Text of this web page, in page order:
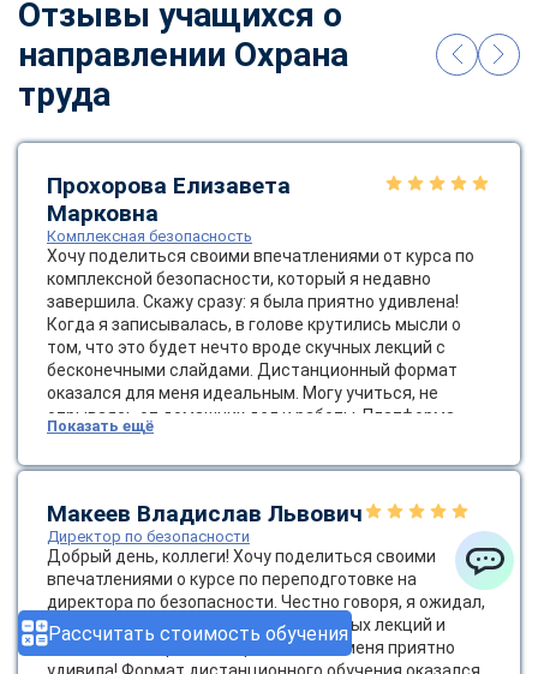
Рассчитать стоимость обучения
Отзывы учащихся о
направлении Охрана
труда
Прохорова Елизавета
Марковна
Комплексная безопасность
Хочу поделиться своими впечатлениями от курса по
комплексной безопасности, который я недавно
завершила. Скажу сразу: я была приятно удивлена!
Когда я записывалась, в голове крутились мысли о
том, что это будет нечто вроде скучных лекций с
бесконечными слайдами. Дистанционный формат
оказался для меня идеальным. Могу учиться, не
отрываясь от домашних дел и работы. Платформа
была очень удобной, а доступ к материалам — легким,
что немаловажно. Темы курса были разнообразными:
управления рисками. Я узнала о современных методах
оценки угроз и о том, как важно создавать культуру
безопасности в компании. Это не просто слова — это
жизненно важно для успешной работы! Диплом
пришел весьма оперативно.
Показать ещё
Макеев Владислав Львович
Директор по безопасности
Добрый день, коллеги! Хочу поделиться своими
впечатлениями о курсе по переподготовке на
директора по безопасности. Честно говоря, я ожидал,
что это будет очередной набор скучных лекций и
бесконечных правил, но реальность меня приятно
удивила! Формат дистанционного обучения оказался
ChatApp